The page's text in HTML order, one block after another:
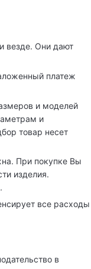
везде. Они дают
платеж
и моделей
и
товар несет
При покупке Вы
изделия.
все расходы
в